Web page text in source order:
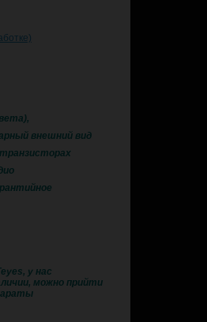
внешний вид
у нас
можно прийти